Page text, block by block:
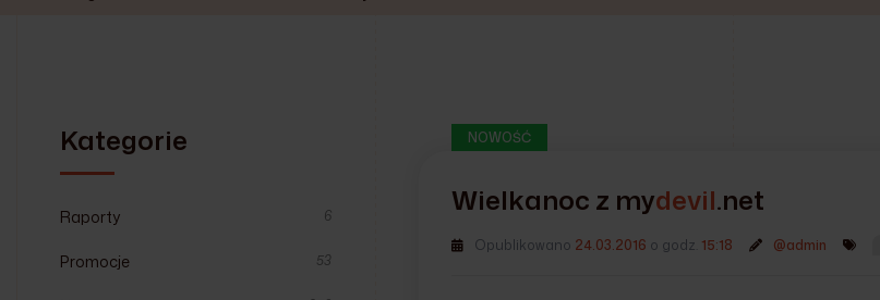
NOWOŚĆ
Wielkanoc z mydevil.net
Opublikowano 24.03.2016 o godz. 15:18 @admin
Kategorie
Raporty 6
Promocje 53